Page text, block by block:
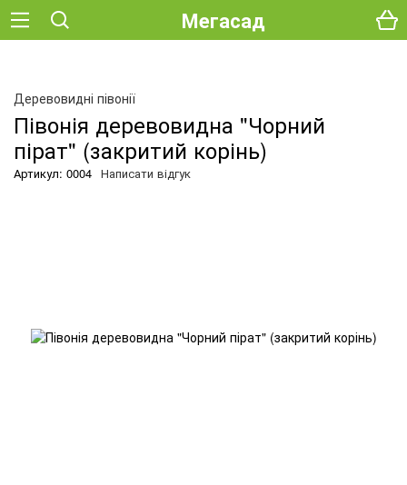
Мегасад
Деревовидні півонії
Півонія деревовидна "Чорний
пірат" (закритий корінь)
Артикул: 0004 Написати відгук